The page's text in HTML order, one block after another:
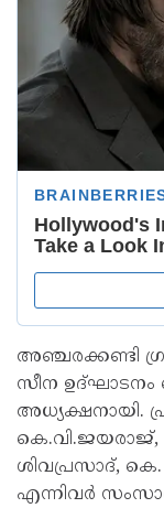
അഞ്ചരക്കണ്ടി
സീന ഉദ്ഘാടനം
അധ്യക്ഷനായി.
കെ.വി.ജയരാജ്,
ശിവപ്രസാദ്,
എന്നിവർ